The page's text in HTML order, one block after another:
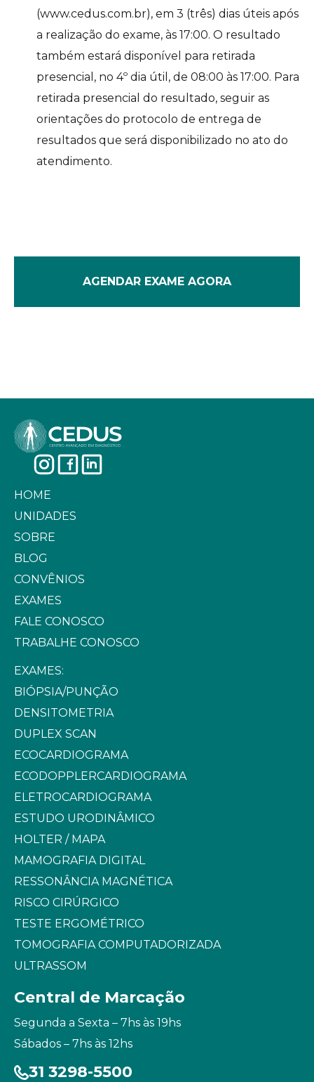
(www.cedus.com.br), em 3 (três) dias úteis após
a realização do exame, às 17:00. O resultado
também estará disponível para retirada
presencial, no 4º dia útil, de 08:00 às 17:00. Para
retirada presencial do resultado, seguir as
orientações do protocolo de entrega de
resultados que será disponibilizado no ato do
atendimento.
AGENDAR EXAME AGORA
HOME
UNIDADES
SOBRE
BLOG
CONVÊNIOS
EXAMES
FALE CONOSCO
TRABALHE CONOSCO
EXAMES:
BIÓPSIA/PUNÇÃO
DENSITOMETRIA
DUPLEX SCAN
ECOCARDIOGRAMA
ECODOPPLERCARDIOGRAMA
ELETROCARDIOGRAMA
ESTUDO URODINÂMICO
HOLTER / MAPA
MAMOGRAFIA DIGITAL
RESSONÂNCIA MAGNÉTICA
RISCO CIRÚRGICO
TESTE ERGOMÉTRICO
TOMOGRAFIA COMPUTADORIZADA
ULTRASSOM
Central de Marcação
Segunda a Sexta – 7hs às 19hs
Sábados – 7hs às 12hs
31 3298-5500